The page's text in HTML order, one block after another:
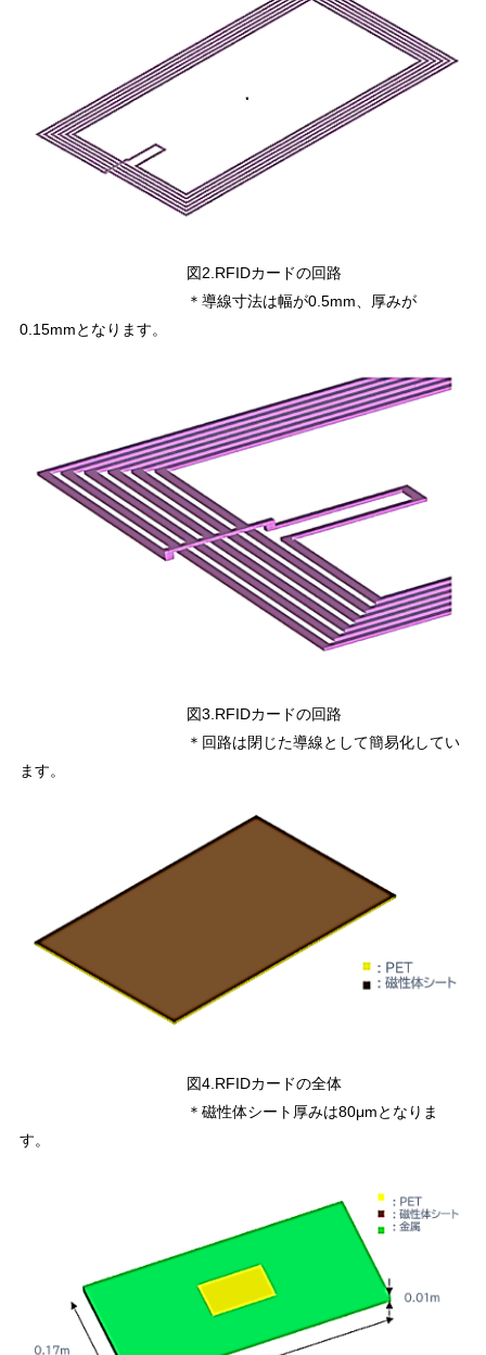
図2.RFIDカードの回路
＊導線寸法は幅が0.5mm、厚みが
0.15mmとなります。
図3.RFIDカードの回路
＊回路は閉じた導線として簡易化してい
ます。
図4.RFIDカードの全体
＊磁性体シート厚みは80μmとなりま
す。